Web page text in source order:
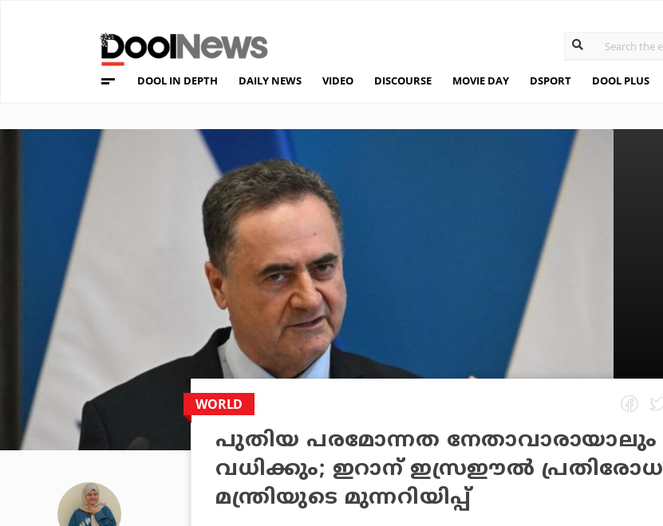
DOOL IN DEPTH DAILY NEWS VIDEO DISCOURSE MOVIE DAY DSPORT DOOL PLUS
WORLD
പുതിയ പരമോന്നത നേതാവാരായാലും
വധിക്കും; ഇറാന് ഇസ്രഈല്‍ പ്രതിരോധ
മന്ത്രിയുടെ മുന്നറിയിപ്പ്